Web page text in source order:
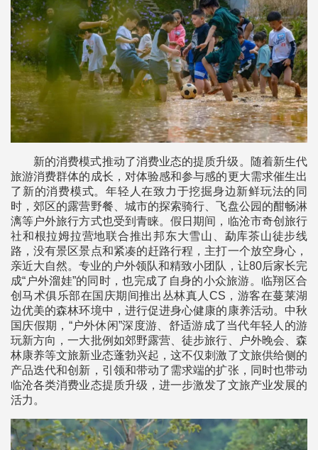
新的消费模式推动了消费业态的提质升级。随着新生代
旅游消费群体的成长，对体验感和参与感的更大需求催生出
了新的消费模式。年轻人在致力于挖掘身边新鲜玩法的同
时，郊区的露营野餐、城市的探索骑行、飞盘公园的酣畅淋
漓等户外旅行方式也受到青睐。假日期间，临沧市奇创旅行
社和根拉姆拉营地联合推出邦东大雪山、勐库茶山徒步线
路，没有景区景点和紧凑的赶路行程，主打一个放空身心，
亲近大自然。专业的户外领队和精致小团队，让80后家长完
成“户外溜娃”的同时，也完成了自身的小众旅游。临翔区合
创马术俱乐部在国庆期间推出丛林真人CS，游客在蔓莱湖
边优美的森林环境中，进行促进身心健康的康养活动。中秋
国庆假期，“户外休闲”深度游、舒适游成了当代年轻人的游
玩新方向，一大批例如郊野露营、徒步旅行、户外晚会、森
林康养等文旅新业态蓬勃兴起，这不仅刺激了文旅供给侧的
产品迭代和创新，引领和带动了需求端的扩张，同时也带动
临沧各类消费业态提质升级，进一步激发了文旅产业发展的
活力。